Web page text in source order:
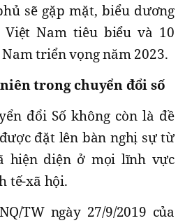
sẽ gặp mặt, biểu dương
Nam tiêu biểu và 10
triển vọng năm 2023.
trong chuyển đổi số
đổi Số không còn là đề
đặt lên bàn nghị sự từ
hiện diện ở mọi lĩnh vực
tế-xã hội.
TW ngày 27/9/2019 của